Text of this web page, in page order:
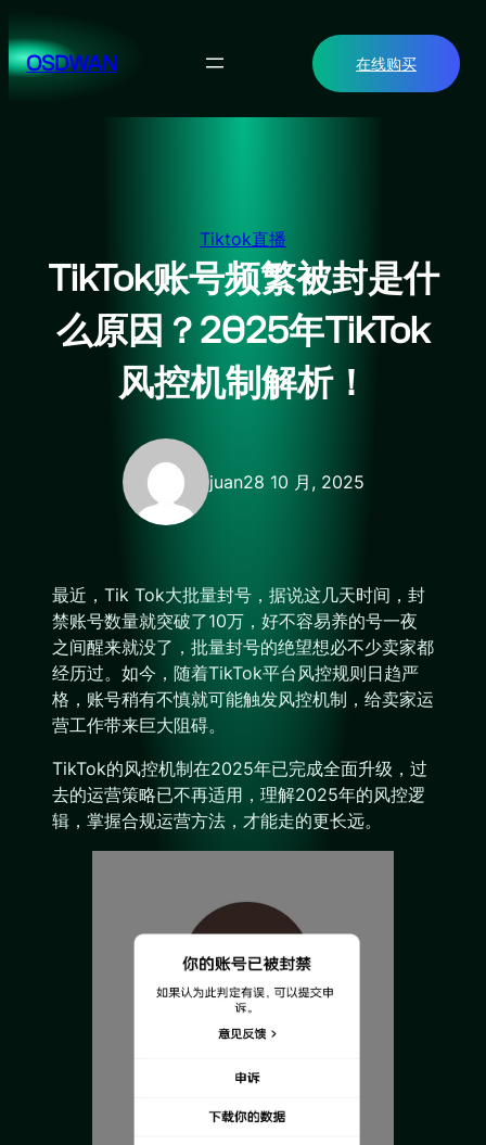
至
内OSDWAN 在线购买
Tiktok直播
TikTok账号频繁被封是什
么原因？2025年TikTok
风控机制解析！
juan28 10 月, 2025
最近，Tik Tok大批量封号，据说这几天时间，封
禁账号数量就突破了10万，好不容易养的号一夜
之间醒来就没了，批量封号的绝望想必不少卖家都
经历过。如今，随着TikTok平台风控规则日趋严
格，账号稍有不慎就可能触发风控机制，给卖家运
营工作带来巨大阻碍。
TikTok的风控机制在2025年已完成全面升级，过
去的运营策略已不再适用，理解2025年的风控逻
辑，掌握合规运营方法，才能走的更长远。